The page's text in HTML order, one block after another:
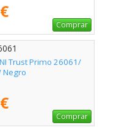
Comprar
Trust Primo 26061/
Negro
Comprar